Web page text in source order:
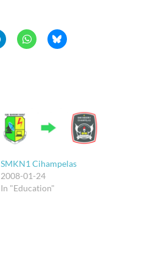
SMKN1 Cihampelas
2008-01-24
In "Education"